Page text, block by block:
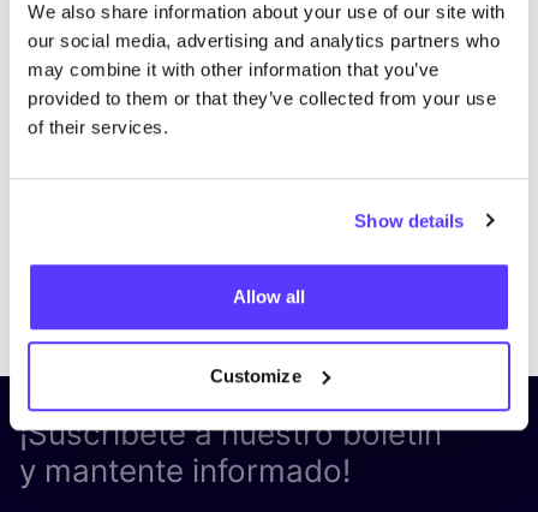
We also share information about your use of our site with
our social media, advertising and analytics partners who
may combine it with other information that you’ve
provided to them or that they’ve collected from your use
of their services.
Show details
Allow all
Customize
¡Suscríbete a nuestro boletín
y mantente informado!